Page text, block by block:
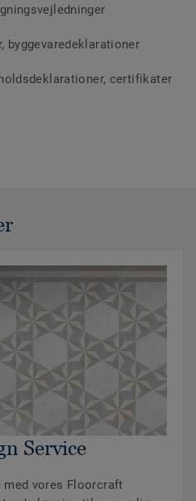
byggevaredeklarationer
certifikater
Service
vores Floorcraft